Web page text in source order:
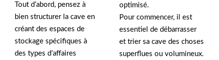
Tout d’abord, pensez à
bien structurer la cave en
créant des espaces de
stockage spécifiques à
des types d’affaires
optimisé.
Pour commencer, il est
essentiel de débarrasser
et trier sa cave des choses
superflues ou volumineux.